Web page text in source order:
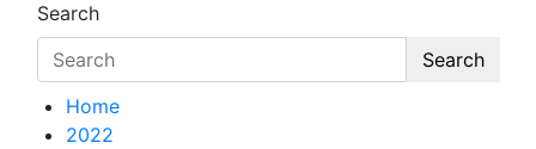
Search
Search
Home
2022